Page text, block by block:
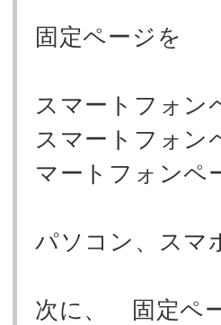
固定ページ
スマートフォ
スマートフォ
マートフォンペ
パソコン、ス
次に、 固定